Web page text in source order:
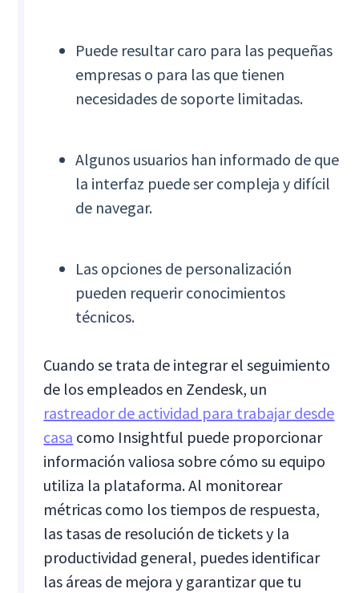
Puede resultar caro para las pequeñas
empresas o para las que tienen
necesidades de soporte limitadas.
Algunos usuarios han informado de que
la interfaz puede ser compleja y difícil
de navegar.
Las opciones de personalización
pueden requerir conocimientos
técnicos.
Cuando se trata de integrar el seguimiento
de los empleados en Zendesk, un
rastreador de actividad para trabajar desde
casa como Insightful puede proporcionar
información valiosa sobre cómo su equipo
utiliza la plataforma. Al monitorear
métricas como los tiempos de respuesta,
las tasas de resolución de tickets y la
productividad general, puedes identificar
las áreas de mejora y garantizar que tu